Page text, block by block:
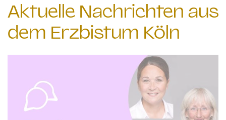
Aktuelle Nachrichten aus
dem Erzbistum Köln